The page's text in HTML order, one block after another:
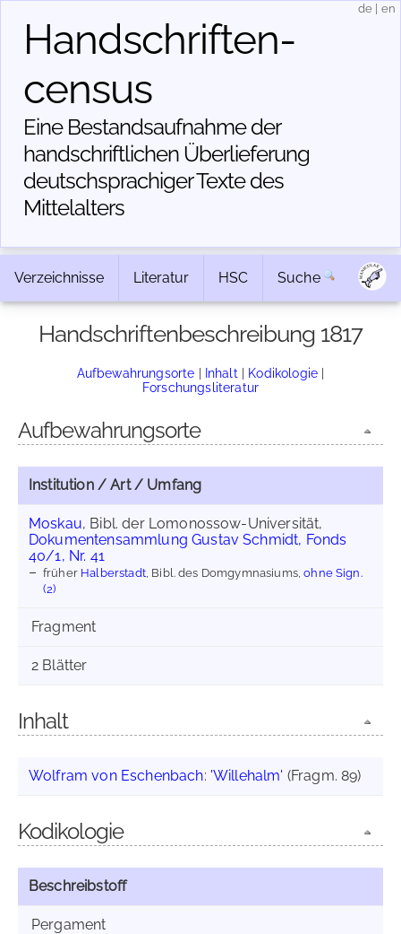
Handschriften­
census
Eine Bestandsaufnahme der
handschriftlichen Über­lieferung
deutschsprachiger Texte des
Mittelalters
de en
Verzeichnisse Literatur HSC Suche
Handschriftenbeschreibung 1817
Aufbewahrungsorte | Inhalt | Kodikologie |
Forschungsliteratur
Aufbewahrungsorte
Institution / Art / Umfang
Moskau, Bibl. der Lomonossow-Universität,
Dokumentensammlung Gustav Schmidt, Fonds
40/1, Nr. 41
früher Halberstadt, Bibl. des Domgymnasiums,ohne Sign.
(2)
Fragment
2 Blätter
Inhalt
Wolfram von Eschenbach: 'Willehalm' (Fragm. 89)
Kodikologie
Beschreibstoff
Pergament